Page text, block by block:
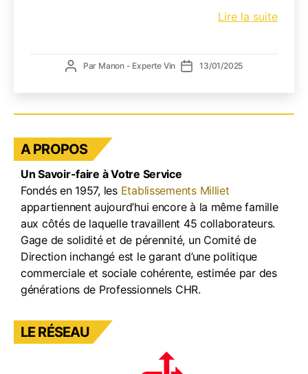
Lire la suite
:
AuteurPar Manon - Experte Vin Date
13/01/2025
A PROPOS
Un Savoir-faire à Votre Service
Fondés en 1957, les Etablissements Milliet
appartiennent aujourd’hui encore à la même famille
aux côtés de laquelle travaillent 45 collaborateurs.
Gage de solidité et de pérennité, un Comité de
Direction inchangé est le garant d’une politique
commerciale et sociale cohérente, estimée par des
générations de Professionnels CHR.
LE RÉSEAU